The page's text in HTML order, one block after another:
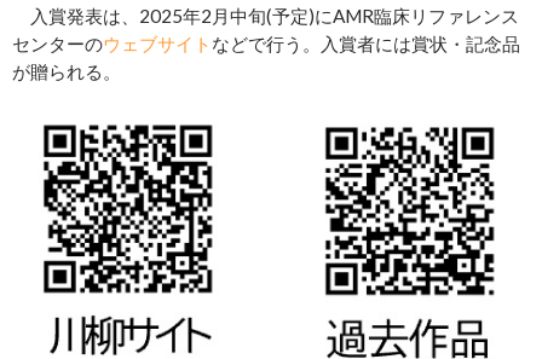
入賞発表は、2025年2月中旬(予定)にAMR臨床リファレンス
センターのウェブサイト などで行う。入賞者には賞状・記念品
が贈られる。